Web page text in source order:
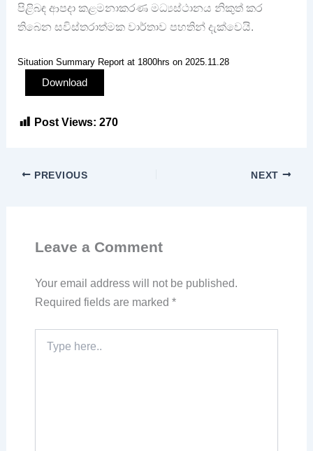
පිළිබඳ ආපදා කළමනාකරණ මධ්‍යස්ථානය නිකුත් කර
තිබෙන සවිස්තරාත්මක වාර්තාව පහතින් දැක්වෙයි.
Situation Summary Report at 1800hrs on 2025.11.28
Download
Post Views: 270
PREVIOUS NEXT
Leave a Comment
Your email address will not be published.
Required fields are marked *
here..